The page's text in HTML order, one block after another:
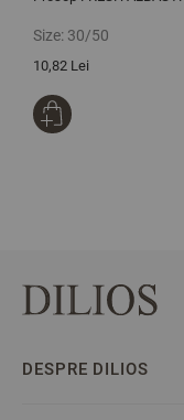
Size: 30/50
10,82 Lei
DESPRE DILIOS